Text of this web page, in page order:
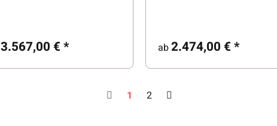
3.567,00 €* ab2.474,00 €*
1 2